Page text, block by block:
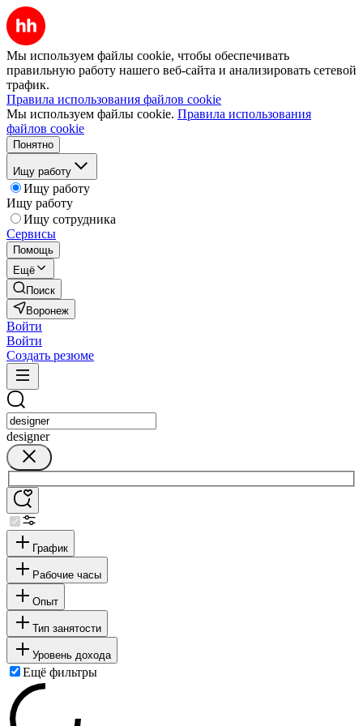
Мы используем файлы cookie, чтобы обеспечивать
правильную работу нашего веб-сайта и анализировать сетевой
трафик.
Правила использования файлов cookie
Мы используем файлы cookie. Правила использования
файлов cookie
Понятно
Ищу работу
Ищу работу
Ищу работу
Ищу сотрудника
Сервисы
Помощь
Ещё
Поиск
Воронеж
Войти
Войти
Создать резюме
designer
График
Рабочие часы
Опыт
Тип занятости
Уровень дохода
Ещё фильтры